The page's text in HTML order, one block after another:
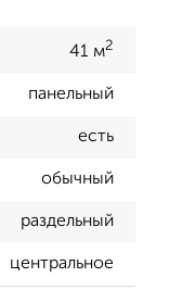
41 м2
панельный
есть
обычный
раздельный
центральное